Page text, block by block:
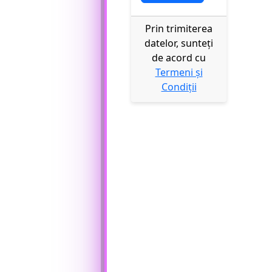
Prin trimiterea
datelor, sunteți
de acord cu
Termeni și
Condiții